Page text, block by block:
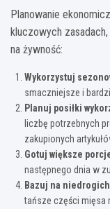
Planowanie
kluczowych
na żywność:
Wykorzystuj
smaczniejsze i
Planuj posiłki
liczbę potrzebnych
zakupionych
Gotuj większe
następnego dnia w
Bazuj na
tańsze części mięsa